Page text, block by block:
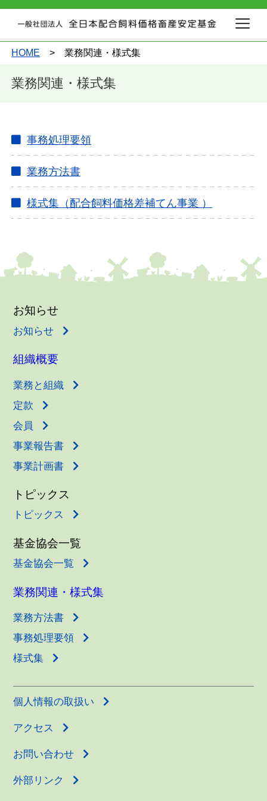
HOME > 業務関連・様式集
業務関連・様式集
事務処理要領
業務方法書
様式集（配合飼料価格差補てん事業 ）
お知らせ
お知らせ
組織概要
業務と組織
定款
会員
事業報告書
事業計画書
トピックス
トピックス
基金協会一覧
基金協会一覧
業務関連・様式集
業務方法書
事務処理要領
様式集
個人情報の取扱い
アクセス
お問い合わせ
外部リンク